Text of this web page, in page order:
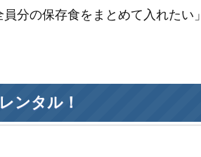
分の保存食をまとめて入れたい
ンタル！